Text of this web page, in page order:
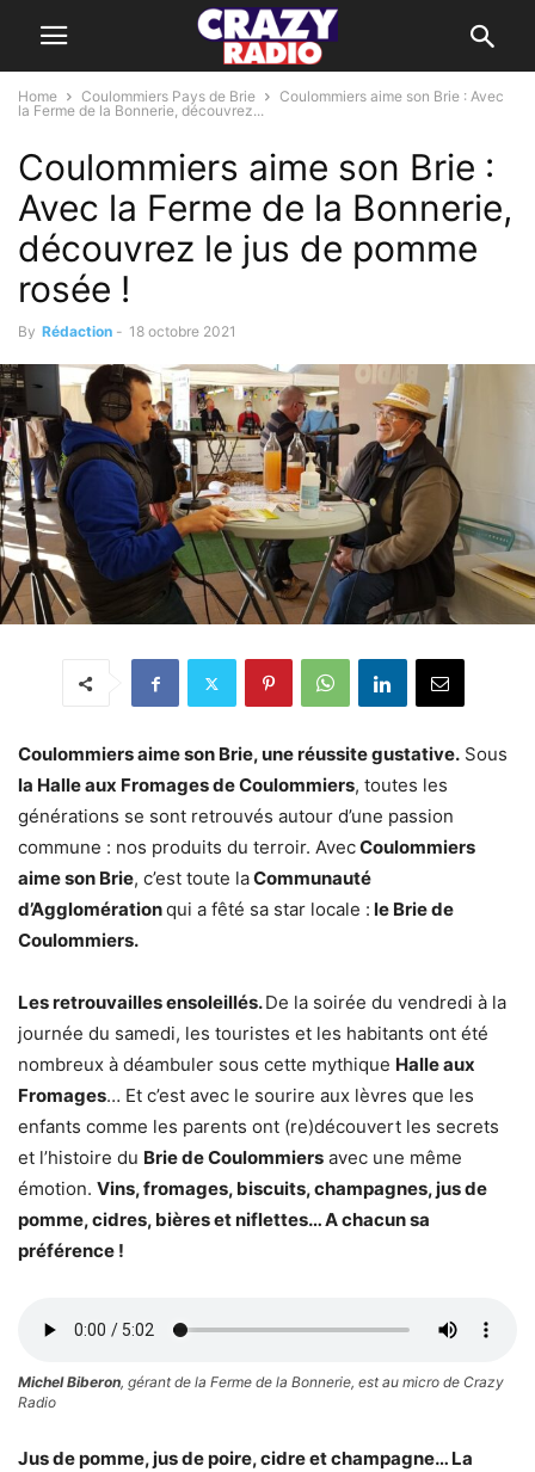
Home Coulommiers Pays de Brie
Coulommiers aime son Brie : Avec
la Ferme de la Bonnerie, découvrez...
Coulommiers aime son Brie :
Avec la Ferme de la Bonnerie,
découvrez le jus de pomme
rosée !
By Rédaction - 18 octobre 2021
Coulommiers aime son Brie, une réussite gustative. Sous
la Halle aux Fromages de Coulommiers, toutes les
générations se sont retrouvés autour d’une passion
commune : nos produits du terroir. AvecCoulommiers
aime son Brie, c’est toute laCommunauté
d’Agglomérationqui a fêté sa star locale : le Brie de
Coulommiers.
Les retrouvailles ensoleillés.De la soirée du vendredi à la
journée du samedi, les touristes et les habitants ont été
nombreux à déambuler sous cette mythique Halle aux
Fromages… Et c’est avec le sourire aux lèvres que les
enfants comme les parents ont (re)découvert les secrets
et l’histoire du Brie de Coulommiers avec une même
émotion. Vins, fromages, biscuits, champagnes, jus de
pomme, cidres, bières et niflettes… A chacun sa
préférence !
Michel Biberon, gérant de la Ferme de la Bonnerie, est au micro de Crazy
Radio
Jus de pomme, jus de poire, cidre et champagne… La